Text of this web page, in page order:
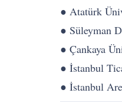
● Atatürk
● Süleyman
● Çankaya
● İstanbul
● İstanbul